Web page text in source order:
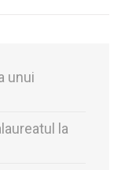
unui
la